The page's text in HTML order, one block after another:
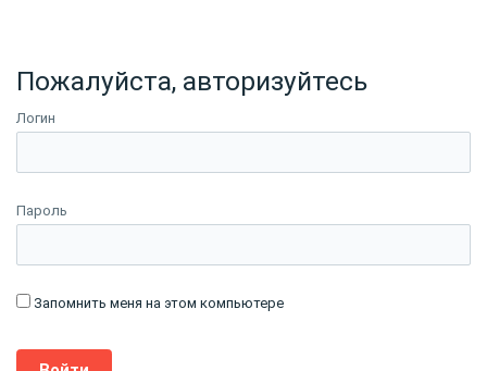
Пожалуйста, авторизуйтесь
Логин
Пароль
Запомнить меня на этом компьютере